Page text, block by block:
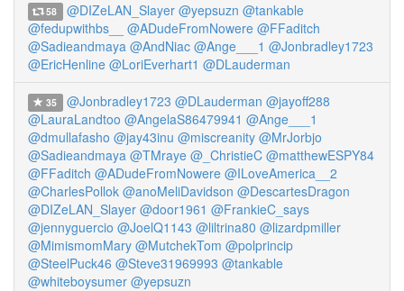
58 @DIZeLAN_Slayer @yepsuzn @tankable
@fedupwithbs__
@ADudeFromNowere @FFaditch
@Sadieandmaya @AndNiac @Ange___1 @Jonbradley1723
@EricHenline @LoriEverhart1 @DLauderman
35 @Jonbradley1723 @DLauderman @jayoff288
@LauraLandtoo @AngelaS86479941 @Ange___1
@dmullafasho @jay43inu @miscreanity @MrJorbjo
@Sadieandmaya @TMraye @_ChristieC @matthewESPY84
@FFaditch @ADudeFromNowere @ILoveAmerica__2
@CharlesPollok @anoMeliDavidson @DescartesDragon
@DIZeLAN_Slayer @door1961 @FrankieC_says
@jennyguercio @JoelQ1143 @liltrina80 @lizardpmiller
@MimismomMary @MutchekTom @polprincip
@SteelPuck46 @Steve31969993 @tankable
@whiteboysumer @yepsuzn